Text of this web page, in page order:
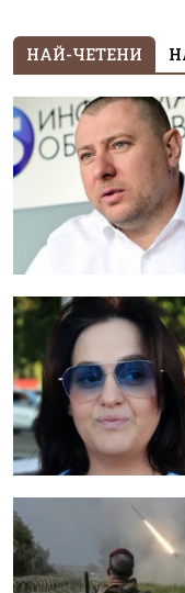
НАЙ-ЧЕТЕНИ